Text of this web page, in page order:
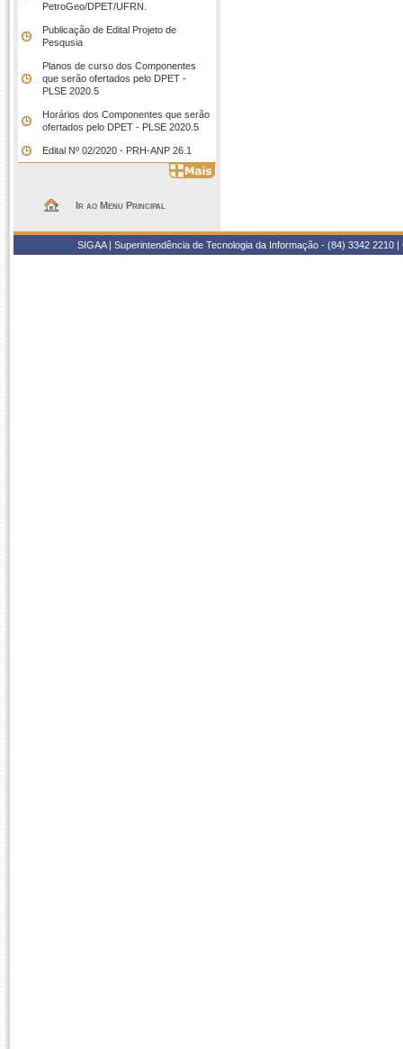
PetroGeo/DPET/UFRN.
Publicação de Edital Projeto de
Pesqusia
Planos de curso dos Componentes
que serão ofertados pelo DPET -
PLSE 2020.5
Horários dos Componentes que serão
ofertados pelo DPET - PLSE 2020.5
Edital Nº 02/2020 - PRH-ANP 26.1
Ir ao Menu Principal
SIGAA | Superintendência de Tecnologia da Informação - (84) 3342